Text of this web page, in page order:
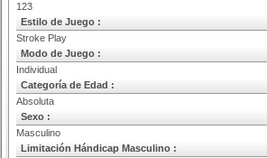
123
Estilo de Juego :
Stroke Play
Modo de Juego :
Individual
Categoría de Edad :
Absoluta
Sexo :
Masculino
Limitación Hándicap Masculino :